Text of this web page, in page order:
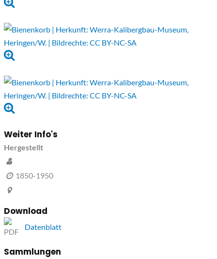
Weiter Info's
Hergestellt
1850-1950
Download
Datenblatt
Sammlungen